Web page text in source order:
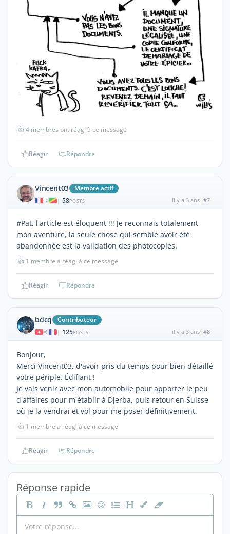
👍4 membres ont réagi à ce message
Réagir Répondre
Vincent03 Membre actif
| 58POSTS il y a 3 ans #7
#Pat, l'article est éloquent !!! Je reconnais totalement
mon aventure, la seule chose qui semble avoir été
abandonnée est la validation des photocopies.
👍 1 membre a réagi à ce message
Réagir Répondre
bdcq Contributeur
| 125POSTS il y a 3 ans #8
Bonjour,
Merci Vincent03, d'avoir pris du temps pour bien détaillé
votre périple. Édifiant !
Je vais venir avec mon automobile pour apporter le peu
d'affaires pour m'établir à Djerba, puis retour en Suisse
où je la vendrai et vol pour me poser définitivement.
👍 1 membre a réagi à ce message
Réagir Répondre
Réponse rapide